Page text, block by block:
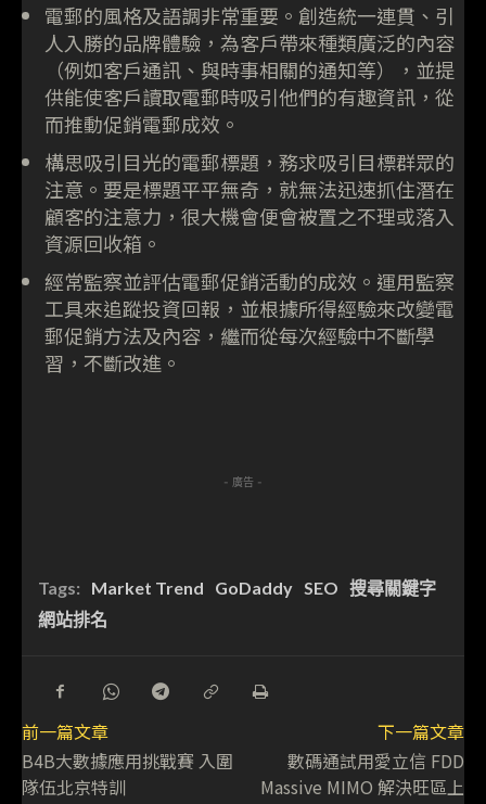
電郵的風格及語調非常重要。創造統一連貫、引
人入勝的品牌體驗，為客戶帶來種類廣泛的內容
（例如客戶通訊、與時事相關的通知等），並提
供能使客戶讀取電郵時吸引他們的有趣資訊，從
而推動促銷電郵成效。
構思吸引目光的電郵標題，務求吸引目標群眾的
注意。要是標題平平無奇，就無法迅速抓住潛在
顧客的注意力，很大機會便會被置之不理或落入
資源回收箱。
經常監察並評估電郵促銷活動的成效。運用監察
工具來追蹤投資回報，並根據所得經驗來改變電
郵促銷方法及內容，繼而從每次經驗中不斷學
習，不斷改進。
- 廣告 -
Tags: Market Trend GoDaddy SEO 搜尋關鍵字
網站排名
前一篇文章
B4B大數據應用挑戰賽 入圍
隊伍北京特訓
下一篇文章
數碼通試用愛立信 FDD
Massive MIMO 解決旺區上